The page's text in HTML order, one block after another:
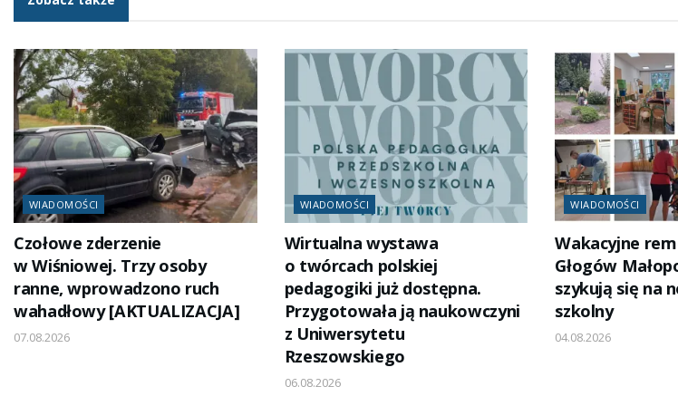
WIADOMOŚCI
Czołowe zderzenie
w Wiśniowej. Trzy osoby
ranne, wprowadzono ruch
wahadłowy [AKTUALIZACJA]
07.08.2026
WIADOMOŚCI
Wirtualna wystawa
o twórcach polskiej
pedagogiki już dostępna.
Przygotowała ją naukowczyni
z Uniwersytetu
Rzeszowskiego
06.08.2026
WIADOMOŚCI
Wakacyjne
Głogów
szykują się na
szkolny
04.08.2026